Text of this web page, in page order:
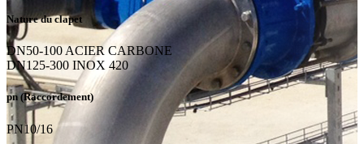
Nature du clapet
DN50-100 ACIER CARBONE
DN125-300 INOX 420
pn (Raccordement)
PN10/16